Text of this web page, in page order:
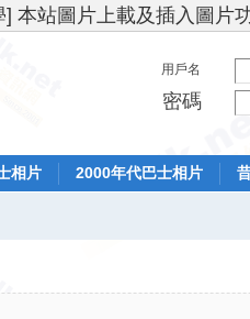
] 本站圖片上載及插入圖片
用戶名
密碼
相片 2000年代巴士相片